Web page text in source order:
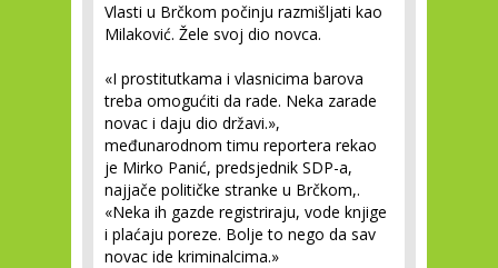
Vlasti u Brčkom počinju razmišljati kao
Milaković. Žele svoj dio novca.
«I prostitutkama i vlasnicima barova
treba omogućiti da rade. Neka zarade
novac i daju dio državi.»,
međunarodnom timu reportera rekao
je Mirko Panić, predsjednik SDP-a,
najjače političke stranke u Brčkom,.
«Neka ih gazde registriraju, vode knjige
i plaćaju poreze. Bolje to nego da sav
novac ide kriminalcima.»